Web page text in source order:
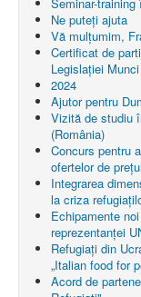
Ne puteți ajuta
Vă mulțumim,
Certificat de
Legislației
2024
Ajutor pentru
Vizită de studiu
(România)
Concurs pentru
ofertelor de
Integrarea
la criza
Echipamente
reprezentanței
Refugiați din
„Italian food for
Acord de